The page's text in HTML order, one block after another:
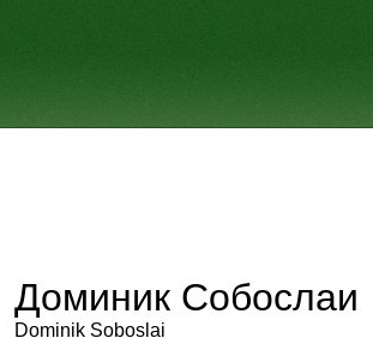
Доминик Собослаи
Dominik Soboslai